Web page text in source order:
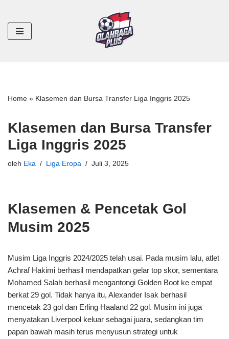
Lompat
ke
Home » Klasemen dan Bursa Transfer Liga Inggris 2025
Klasemen dan Bursa Transfer
Liga Inggris 2025
oleh Eka Liga Eropa Juli 3, 2025
Klasemen & Pencetak Gol
Musim 2025
Musim Liga Inggris 2024/2025 telah usai. Pada musim lalu, atlet
Achraf Hakimi berhasil mendapatkan gelar top skor, sementara
Mohamed Salah berhasil mengantongi Golden Boot ke empat
berkat 29 gol. Tidak hanya itu, Alexander Isak berhasil
mencetak 23 gol dan Erling Haaland 22 gol. Musim ini juga
menyatakan Liverpool keluar sebagai juara, sedangkan tim
papan bawah masih terus menyusun strategi untuk